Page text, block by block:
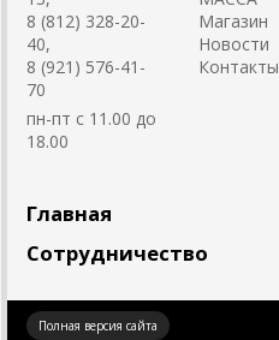
8 (812) 328-20-
40,
8 (921) 576-41-
70
пн-пт с 11.00 до
18.00
Магазин
Новости
Контакты
Главная
Сотрудничество
Полная версия сайта